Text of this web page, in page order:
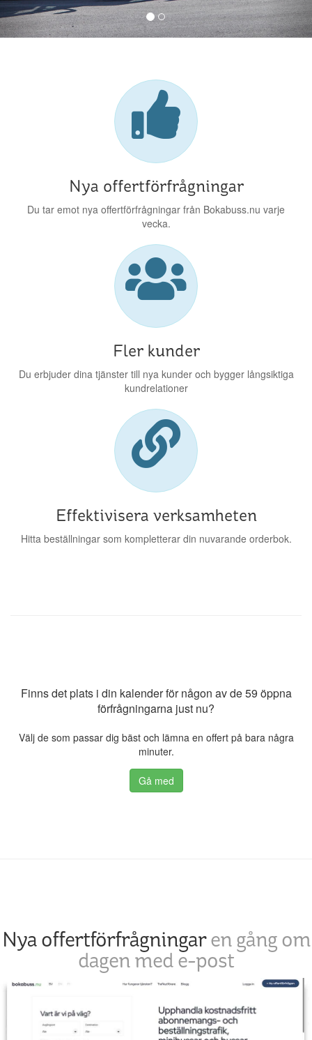
Nya offertförfrågningar
Du tar emot nya offertförfrågningar från Bokabuss.nu varje
vecka.
Fler kunder
Du erbjuder dina tjänster till nya kunder och bygger långsiktiga
kundrelationer
Effektivisera verksamheten
Hitta beställningar som kompletterar din nuvarande orderbok.
Finns det plats i din kalender för någon av de 59 öppna
förfrågningarna just nu?
Välj de som passar dig bäst och lämna en offert på bara några
minuter.
Gå med
Nya offertförfrågningaren gång om
dagen med e-post